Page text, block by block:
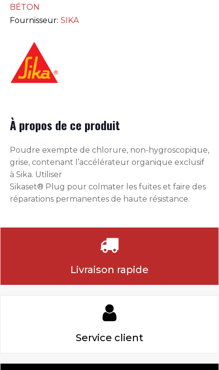
BÉTON
Fournisseur: SIKA
À propos de ce produit
Poudre exempte de chlorure, non-hygroscopique,
grise, contenant l’accélérateur organique exclusif
à Sika. Utiliser
Sikaset® Plug pour colmater les fuites et faire des
réparations permanentes de haute résistance.
Livraison rapide
Service client